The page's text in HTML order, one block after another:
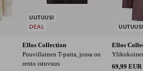
Ellos Collection
Puuvillainen T-paita, jossa on
rento istuvuus
UUTUUS!
DEAL
Ellos
69,99 EUR